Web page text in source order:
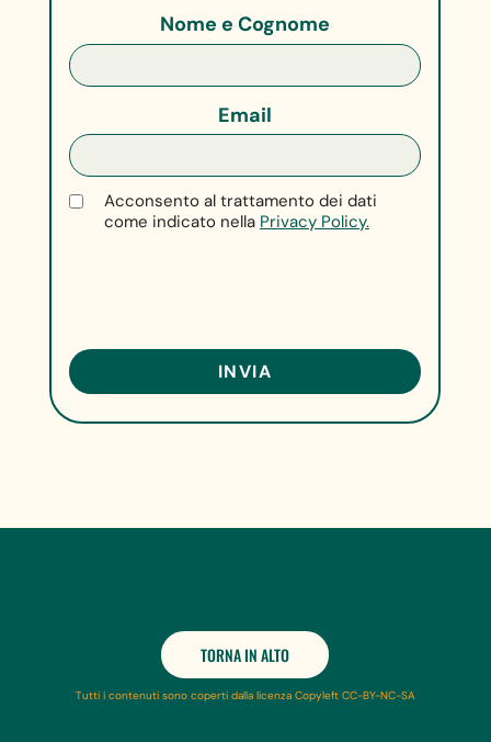
Nome e Cognome
Email
Acconsento al trattamento dei dati
come indicato nella Privacy Policy.
TORNA IN ALTO
Tutti i contenuti sono coperti dalla licenza Copyleft CC-BY-NC-SA